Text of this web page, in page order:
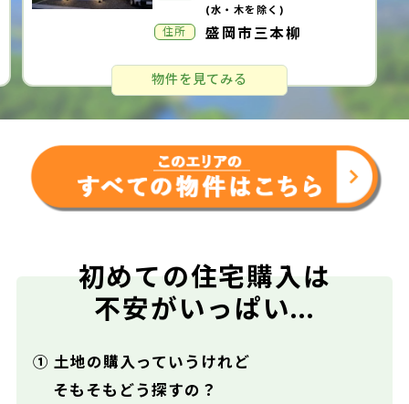
(水・木を除く)
奥州市水沢北栗林
物件を見てみる
初めての住宅購入は
不安がいっぱい...
① 土地の購入っていうけれど
そもそもどう探すの？